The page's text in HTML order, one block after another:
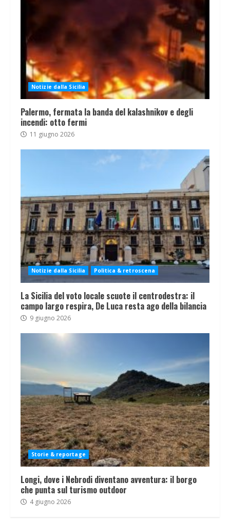
Notizie dalla Sicilia
Palermo, fermata la banda del kalashnikov e degli
incendi: otto fermi
11 giugno 2026
Notizie dalla Sicilia Politica & retroscena
La Sicilia del voto locale scuote il centrodestra: il
campo largo respira, De Luca resta ago della bilancia
9 giugno 2026
Storie & reportage
Longi, dove i Nebrodi diventano avventura: il borgo
che punta sul turismo outdoor
4 giugno 2026